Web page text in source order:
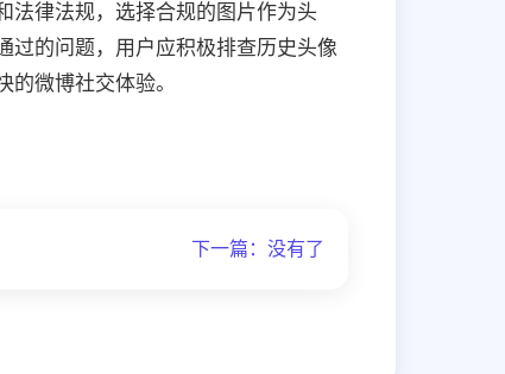
法律法规，选择合规的图片作为头
过的问题，用户应积极排查历史头像
微博社交体验。
下一篇：没有了